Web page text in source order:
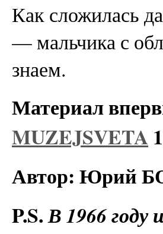
Как сложилась
— мальчика с
знаем.
Материал
MUZEJSVETA
Автор: Юрий
P.S.В 1966